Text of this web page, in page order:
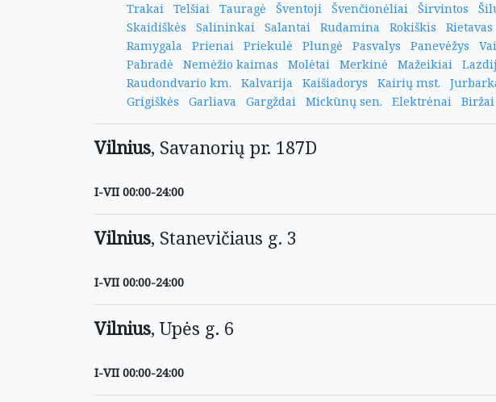
Trakai
Telšiai Tauragė Šventoji Švenčionėliai Širvintos
Skaidiškės
Salininkai Salantai Rudamina Rokiškis Rietavas
Ramygala
Prienai Priekulė Plungė Pasvalys Panevėžys
Pabradė
Nemėžio kaimas Molėtai Merkinė Mažeikiai
Raudondvario km.
Kalvarija Kaišiadorys Kairių mst.
Grigiškės
Garliava Gargždai Mickūnų sen. Elektrėnai Biržai
Vilnius, Savanorių pr. 187D
I-VII 00:00-24:00
Vilnius, Stanevičiaus g. 3
I-VII 00:00-24:00
Vilnius, Upės g. 6
I-VII 00:00-24:00